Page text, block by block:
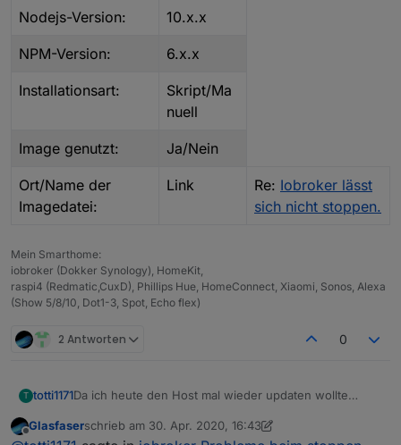
Nodejs-Version: 10.x.x
NPM-Version: 6.x.x
Installationsart:
Skript/Ma
nuell
Image genutzt: Ja/Nein
Ort/Name der
Imagedatei:
Link Re: Iobroker lässt
sich nicht stoppen.
Mein Smarthome:
iobroker (Dokker Synology), HomeKit,
raspi4 (Redmatic,CuxD), Phillips Hue, HomeConnect, Xiaomi, Sonos, Alexa
(Show 5/8/10, Dot1-3, Spot, Echo flex)
2 Antworten 0
T totti1171Da ich heute den Host mal wieder updaten wollte
weg über die Console (iobroker stop) nicht mehr
mit "sudo iobroker stop" bekomme ich folgende
Offline
Glasfaserschrieb am 30. Apr. 2020, 16:43
zuletzt editiert von Glasfaser